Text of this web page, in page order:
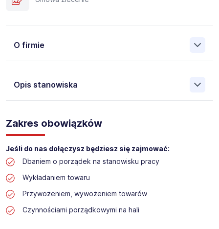
O firmie
Opis stanowiska
Pośrednictwa Pracy i Doradztwa Personalnego Work &
Profit jest obecnie jedną z największych niezależnych
polskich agencji zatrudnienia. W ciągu wielu lat naszej
działalności daliśmy pracę przeszło 50 000 pracowników
w całym kraju. Skutecznie znajdujemy pracowników dla
największych firm, jak również małych rodzinnych
przedsiębiorstw w Polsce. Agencja jest wpisana pod nr
stanowisko:
Zakres obowiązków
Jeśli do nas dołączysz będziesz się zajmować:
Dbaniem o porządek na stanowisku pracy
Wykładaniem towaru
Przywożeniem, wywożeniem towarów
Czynnościami porządkowymi na hali